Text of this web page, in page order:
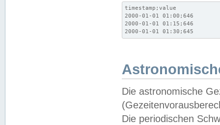
timestamp;value
2000-01-01 01:00;646
2000-01-01 01:15;646
2000-01-01 01:30;645
Die astronomische
Die periodischen